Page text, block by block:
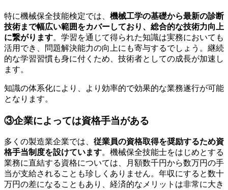
特に機械保全技能検定では、 機械工学の基礎から最新の診断
技術まで幅広い範囲をカバーしており、総合的な技術力向上
に繋がります。学習を通じて得られた知識は実務においても
活用でき、問題解決能力の向上にも寄与するでしょう。継続
的な学習習慣も身に付くため、技術者としての成長が加速し
ます。
知識の体系化により、より効率的で効果的な業務遂行が可能
となります。
③企業によっては資格手当がある
多くの製造業企業では、 従業員の資格取得を奨励するため資
格手当制度を設けています。機械保全技能士をはじめとする
業務に直結する資格については、月額数千円から数万円の手
当が支給されることも珍しくありません。年収にすると数十
万円の差になることもあり、経済的なメリットは非常に大き